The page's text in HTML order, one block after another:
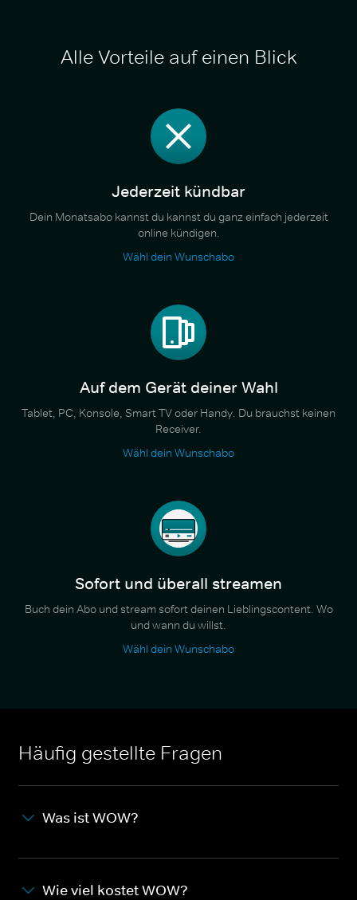
Alle Vorteile auf einen Blick
Jederzeit kündbar
Dein Monatsabo kannst du kannst du ganz einfach jederzeit
online kündigen.
Wähl dein Wunschabo
Auf dem Gerät deiner Wahl
Tablet, PC, Konsole, Smart TV oder Handy. Du brauchst keinen
Receiver.
Wähl dein Wunschabo
Sofort und überall streamen
Buch dein Abo und stream sofort deinen Lieblingscontent. Wo
und wann du willst.
Wähl dein Wunschabo
Häufig gestellte Fragen
Was ist WOW?
Wie viel kostet WOW?